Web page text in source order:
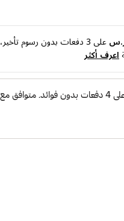
على3دفعات بدون رسوم تأخير،
اعرف أكثر